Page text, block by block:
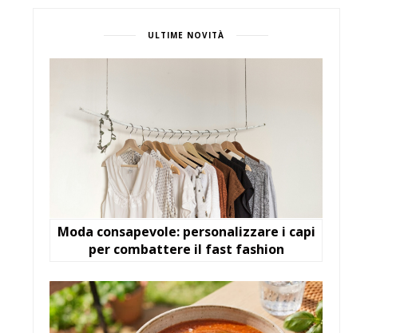
ULTIME NOVITÀ
Moda consapevole: personalizzare i capi
per combattere il fast fashion